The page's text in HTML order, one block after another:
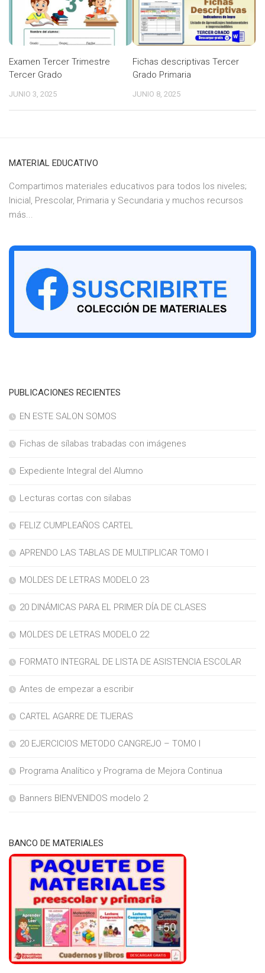
Examen Tercer Trimestre
Tercer Grado
JUNIO 3, 2025
Fichas descriptivas Tercer
Grado Primaria
JUNIO 8, 2025
MATERIAL EDUCATIVO
Compartimos materiales educativos para todos los niveles;
Inicial, Prescolar, Primaria y Secundaria y muchos recursos
más...
PUBLICACIONES RECIENTES
EN ESTE SALON SOMOS
Fichas de sílabas trabadas con imágenes
Expediente Integral del Alumno
Lecturas cortas con silabas
FELIZ CUMPLEAÑOS CARTEL
APRENDO LAS TABLAS DE MULTIPLICAR TOMO I
MOLDES DE LETRAS MODELO 23
20 DINÁMICAS PARA EL PRIMER DÍA DE CLASES
MOLDES DE LETRAS MODELO 22
FORMATO INTEGRAL DE LISTA DE ASISTENCIA ESCOLAR
Antes de empezar a escribir
CARTEL AGARRE DE TIJERAS
20 EJERCICIOS METODO CANGREJO – TOMO I
Programa Analítico y Programa de Mejora Continua
Banners BIENVENIDOS modelo 2
BANCO DE MATERIALES